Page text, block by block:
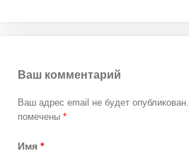
Ваш комментарий
Ваш адрес email не будет опубликован.
помечены *
Имя *